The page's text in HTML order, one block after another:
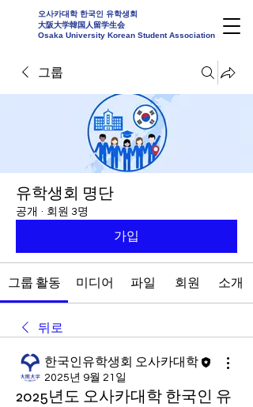
오사카대학 한국인 유학생회
大阪大学韓国人留学生会
Osaka University Korean Student Association
그룹
유학생회 명단
공개 · 회원 3명
가입
그룹 활동 미디어 파일 회원 소개
뒤로
한국인유학생회 오사카대학
2025년 9월 21일
2025년도 오사카대학 한국인 유